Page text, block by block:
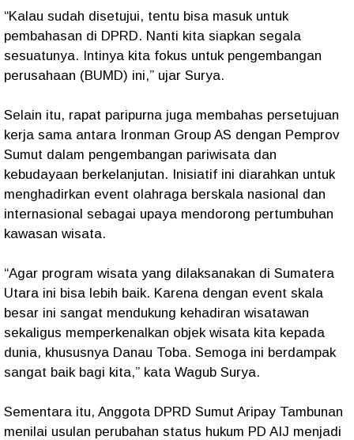
“Kalau sudah disetujui, tentu bisa masuk untuk
pembahasan di DPRD. Nanti kita siapkan segala
sesuatunya. Intinya kita fokus untuk pengembangan
perusahaan (BUMD) ini,” ujar Surya.
Selain itu, rapat paripurna juga membahas persetujuan
kerja sama antara Ironman Group AS dengan Pemprov
Sumut dalam pengembangan pariwisata dan
kebudayaan berkelanjutan. Inisiatif ini diarahkan untuk
menghadirkan event olahraga berskala nasional dan
internasional sebagai upaya mendorong pertumbuhan
kawasan wisata.
“Agar program wisata yang dilaksanakan di Sumatera
Utara ini bisa lebih baik. Karena dengan event skala
besar ini sangat mendukung kehadiran wisatawan
sekaligus memperkenalkan objek wisata kita kepada
dunia, khususnya Danau Toba. Semoga ini berdampak
sangat baik bagi kita,” kata Wagub Surya.
Sementara itu, Anggota DPRD Sumut Aripay Tambunan
menilai usulan perubahan status hukum PD AIJ menjadi